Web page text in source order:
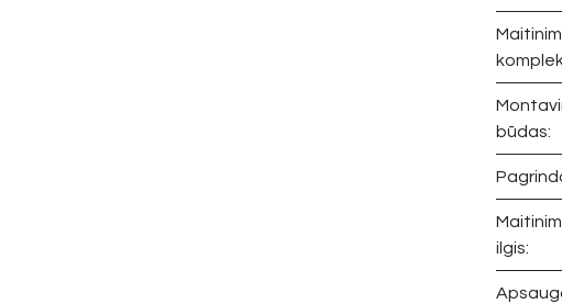
būdas:
ilgis: